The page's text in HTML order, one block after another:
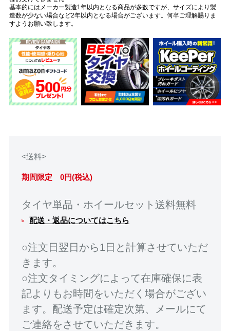
基本的にはメーカー製造1年以内となる商品が多数ですが、サイズにより製
造数が少ない場合など2年以内となる場合がございます。何卒ご理解賜りま
すようお願い致します。
<送料>
期間限定 0円(税込)
タイヤ単品・ホイールセット送料無料
配送・返品についてはこちら
○注文日翌日から1日と計算させていただ
きます。
○注文タイミングによって在庫確保に表
記よりもお時間をいただく場合がござい
ます。配送予定は確定次第、メールにて
ご連絡をさせていただきます。